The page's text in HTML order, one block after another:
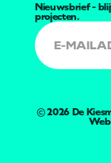
Nieuwsbrief -
projecten.
©2026 De